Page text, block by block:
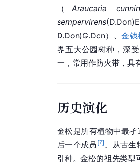
（ Araucaria
sempervirens
D.Don)G.Don）、金钱
界五大公园树种，深
一，常用作防火带，具
历史演化
金松是所有植物中最
后一个成员 [7] 。从古生
引种。金松的祖先类型